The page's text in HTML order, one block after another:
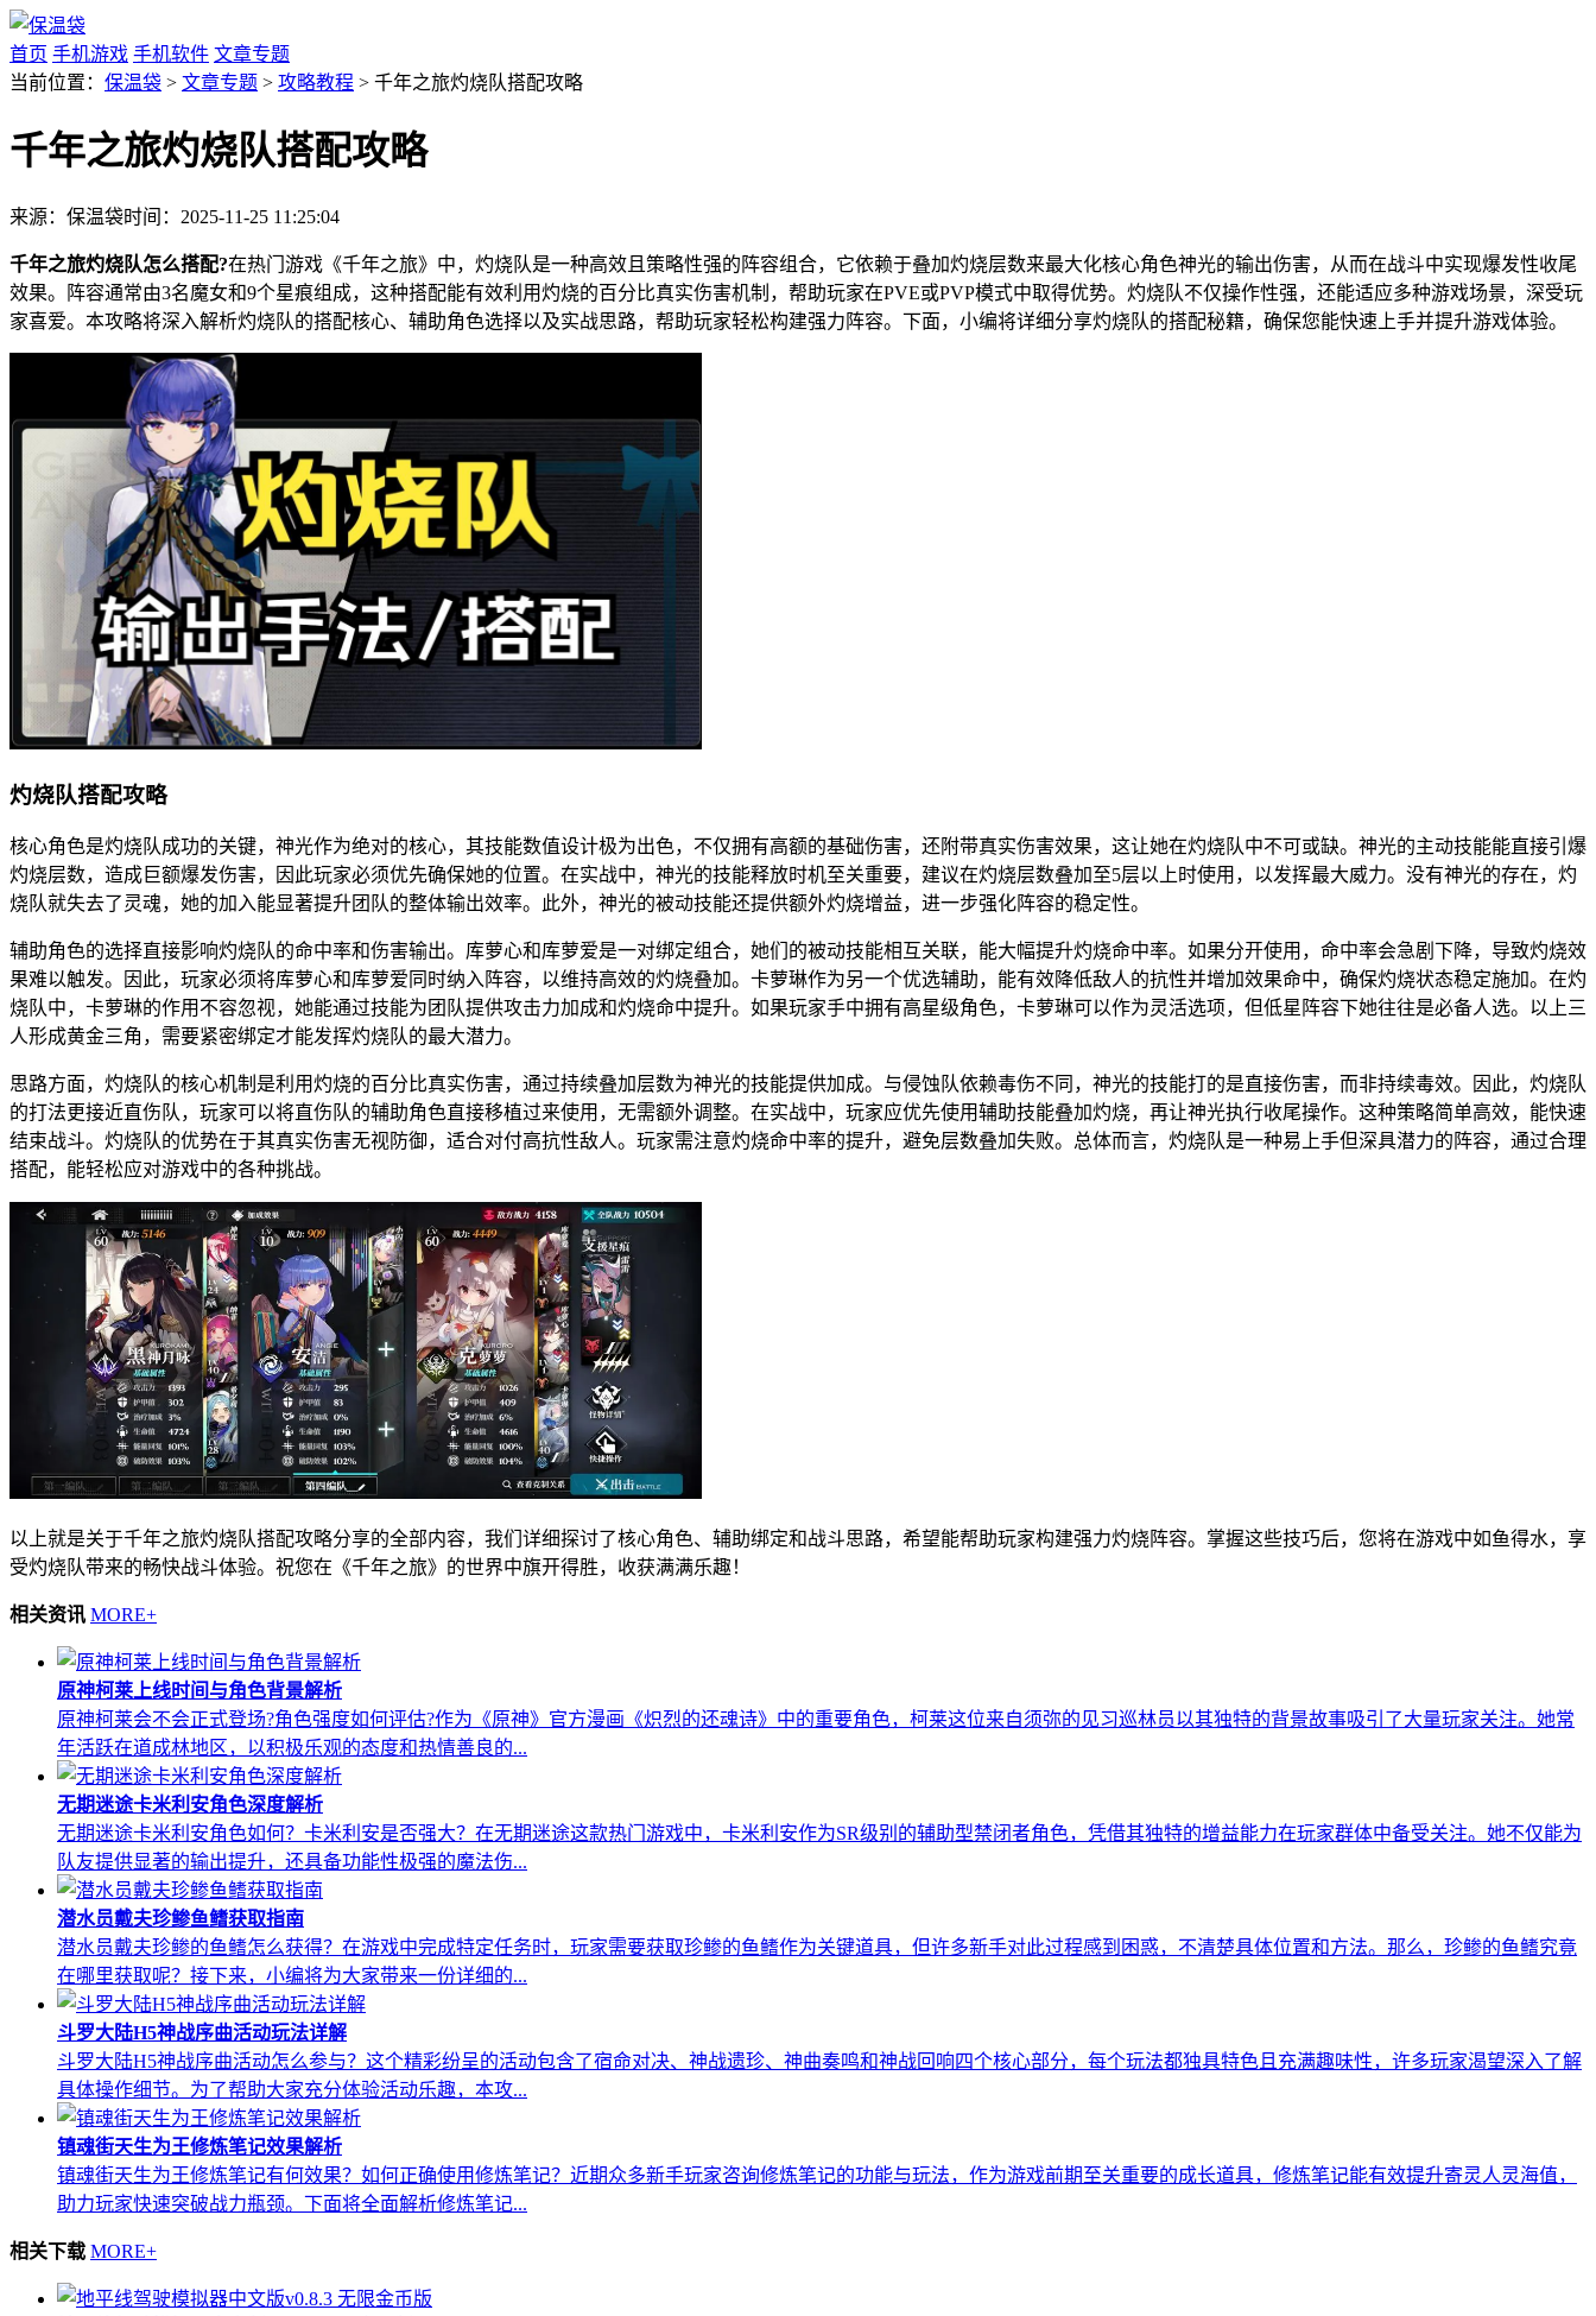
首页 手机游戏 手机软件 文章专题
当前位置： 保温袋 > 文章专题 > 攻略教程 > 千年之旅灼烧队搭配攻略
千年之旅灼烧队搭配攻略
来源：保温袋时间：2025-11-25 11:25:04
千年之旅灼烧队怎么搭配?在热门游戏《千年之旅》中，灼烧队是一种高效且策略性强的阵容组合，它依赖于叠加灼烧层数来最大化核心角色神光的输出伤害，从而在战斗中实现爆发性收尾
效果。阵容通常由3名魔女和9个星痕组成，这种搭配能有效利用灼烧的百分比真实伤害机制，帮助玩家在PVE或PVP模式中取得优势。灼烧队不仅操作性强，还能适应多种游戏场景，深受玩
家喜爱。本攻略将深入解析灼烧队的搭配核心、辅助角色选择以及实战思路，帮助玩家轻松构建强力阵容。下面，小编将详细分享灼烧队的搭配秘籍，确保您能快速上手并提升游戏体验。
灼烧队搭配攻略
核心角色是灼烧队成功的关键，神光作为绝对的核心，其技能数值设计极为出色，不仅拥有高额的基础伤害，还附带真实伤害效果，这让她在灼烧队中不可或缺。神光的主动技能能直接引爆
灼烧层数，造成巨额爆发伤害，因此玩家必须优先确保她的位置。在实战中，神光的技能释放时机至关重要，建议在灼烧层数叠加至5层以上时使用，以发挥最大威力。没有神光的存在，灼
烧队就失去了灵魂，她的加入能显著提升团队的整体输出效率。此外，神光的被动技能还提供额外灼烧增益，进一步强化阵容的稳定性。
辅助角色的选择直接影响灼烧队的命中率和伤害输出。库萝心和库萝爱是一对绑定组合，她们的被动技能相互关联，能大幅提升灼烧命中率。如果分开使用，命中率会急剧下降，导致灼烧效
果难以触发。因此，玩家必须将库萝心和库萝爱同时纳入阵容，以维持高效的灼烧叠加。卡萝琳作为另一个优选辅助，能有效降低敌人的抗性并增加效果命中，确保灼烧状态稳定施加。在灼
烧队中，卡萝琳的作用不容忽视，她能通过技能为团队提供攻击力加成和灼烧命中提升。如果玩家手中拥有高星级角色，卡萝琳可以作为灵活选项，但低星阵容下她往往是必备人选。以上三
人形成黄金三角，需要紧密绑定才能发挥灼烧队的最大潜力。
思路方面，灼烧队的核心机制是利用灼烧的百分比真实伤害，通过持续叠加层数为神光的技能提供加成。与侵蚀队依赖毒伤不同，神光的技能打的是直接伤害，而非持续毒效。因此，灼烧队
的打法更接近直伤队，玩家可以将直伤队的辅助角色直接移植过来使用，无需额外调整。在实战中，玩家应优先使用辅助技能叠加灼烧，再让神光执行收尾操作。这种策略简单高效，能快速
结束战斗。灼烧队的优势在于其真实伤害无视防御，适合对付高抗性敌人。玩家需注意灼烧命中率的提升，避免层数叠加失败。总体而言，灼烧队是一种易上手但深具潜力的阵容，通过合理
搭配，能轻松应对游戏中的各种挑战。
以上就是关于千年之旅灼烧队搭配攻略分享的全部内容，我们详细探讨了核心角色、辅助绑定和战斗思路，希望能帮助玩家构建强力灼烧阵容。掌握这些技巧后，您将在游戏中如鱼得水，享
受灼烧队带来的畅快战斗体验。祝您在《千年之旅》的世界中旗开得胜，收获满满乐趣！
相关资讯 MORE+
原神柯莱上线时间与角色背景解析
原神柯莱会不会正式登场?角色强度如何评估?作为《原神》官方漫画《炽烈的还魂诗》中的重要角色，柯莱这位来自须弥的见习巡林员以其独特的背景故事吸引了大量玩家关注。她常
年活跃在道成林地区，以积极乐观的态度和热情善良的...
无期迷途卡米利安角色深度解析
无期迷途卡米利安角色如何？卡米利安是否强大？在无期迷途这款热门游戏中，卡米利安作为SR级别的辅助型禁闭者角色，凭借其独特的增益能力在玩家群体中备受关注。她不仅能为
队友提供显著的输出提升，还具备功能性极强的魔法伤...
潜水员戴夫珍鲹鱼鳍获取指南
潜水员戴夫珍鲹的鱼鳍怎么获得？在游戏中完成特定任务时，玩家需要获取珍鲹的鱼鳍作为关键道具，但许多新手对此过程感到困惑，不清楚具体位置和方法。那么，珍鲹的鱼鳍究竟
在哪里获取呢？接下来，小编将为大家带来一份详细的...
斗罗大陆H5神战序曲活动玩法详解
斗罗大陆H5神战序曲活动怎么参与？这个精彩纷呈的活动包含了宿命对决、神战遗珍、神曲奏鸣和神战回响四个核心部分，每个玩法都独具特色且充满趣味性，许多玩家渴望深入了解
具体操作细节。为了帮助大家充分体验活动乐趣，本攻...
镇魂街天生为王修炼笔记效果解析
镇魂街天生为王修炼笔记有何效果？如何正确使用修炼笔记？近期众多新手玩家咨询修炼笔记的功能与玩法，作为游戏前期至关重要的成长道具，修炼笔记能有效提升寄灵人灵海值，
助力玩家快速突破战力瓶颈。下面将全面解析修炼笔记...
相关下载 MORE+